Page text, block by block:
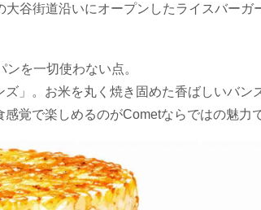
谷街道沿いにオープンしたライスバーガ
を一切使わない点。
」。お米を丸く焼き固めた香ばしいバン
覚で楽しめるのがCometならではの魅力